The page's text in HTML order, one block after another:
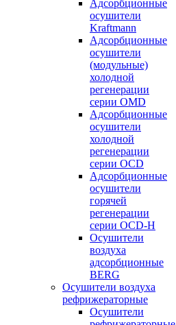
Адсорбционные
осушители
Kraftmann
Адсорбционные
осушители
(модульные)
холодной
регенерации
серии OMD
Адсорбционные
осушители
холодной
регенерации
серии OCD
Адсорбционные
осушители
горячей
регенерации
серии OСD-H
Осушители
воздуха
адсорбционные
BERG
Осушители воздуха
рефрижераторные
Осушители